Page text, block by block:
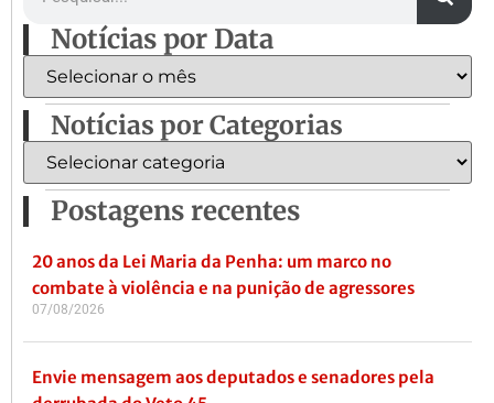
Notícias por Data
Notícias por Categorias
Postagens recentes
20 anos da Lei Maria da Penha: um marco no
combate à violência e na punição de agressores
07/08/2026
Envie mensagem aos deputados e senadores pela